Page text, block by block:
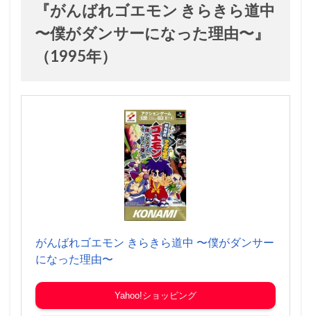
『がんばれゴエモン きらきら道中
〜僕がダンサーになった理由〜』
（1995年）
がんばれゴエモン きらきら道中 〜僕がダンサー
になった理由〜
Yahoo!ショッピング